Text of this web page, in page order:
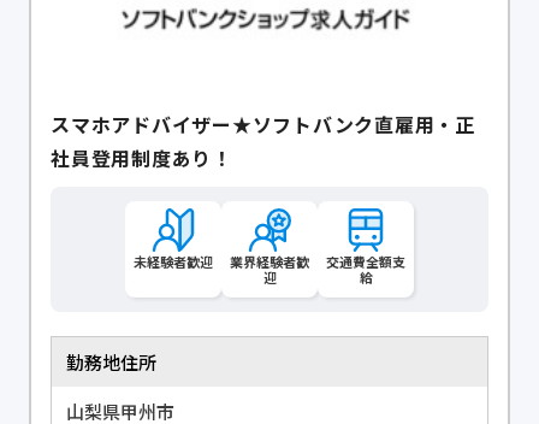
スマホアドバイザー★ソフトバンク直雇用・正
社員登用制度あり！
未経験者歓迎
業界経験者歓
迎
交通費全額支
給
勤務地住所
山梨県甲州市